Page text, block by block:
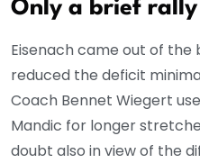
Only a brief rally
Eisenach came out of
reduced the deficit
Coach Bennet Wiegert
Mandic for longer
doubt also in view of the